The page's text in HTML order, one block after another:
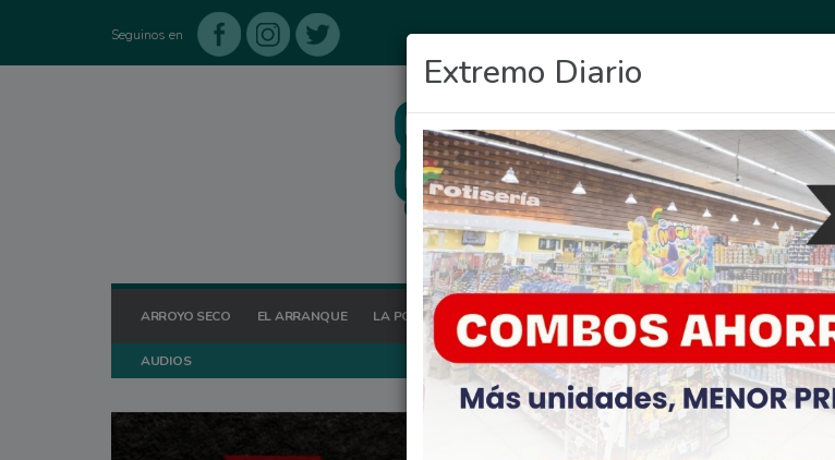
Seguinos en
ARROYO SECO EL ARRANQUE LA POSTA HOY OCIO DEPORTES FIGHIERA GENERAL LAGOS
AUDIOS
Extremo Diario